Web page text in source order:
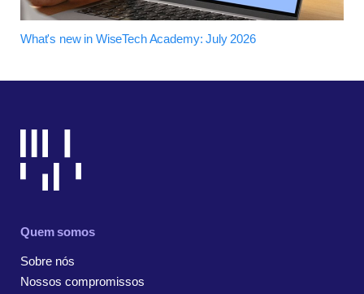
What's new in WiseTech Academy: July 2026
Quem somos
Sobre nós
Nossos compromissos